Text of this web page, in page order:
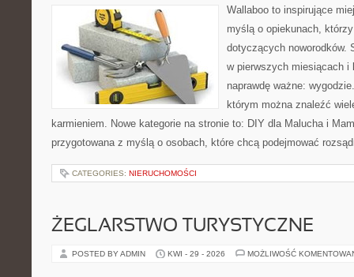
Wallaboo to inspirujące
myślą o opiekunach,
dotyczących noworodków.
w pierwszych miesiącach
naprawdę ważne:
którym można znaleźć
karmieniem. Nowe kategorie na stronie to: DIY dla Malucha i
przygotowana z myślą o osobach, które chcą podejmować
CATEGORIES: NIERUCHOMOŚCI
ŻEGLARSTWO TURYSTYCZNE
POSTED BY ADMIN KWI - 29 - 2026 MOŻLIWOŚĆ